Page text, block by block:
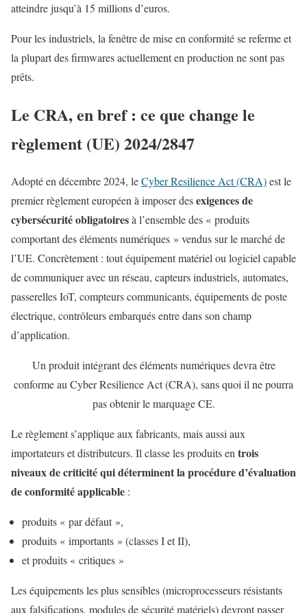
atteindre jusqu’à 15 millions d’euros.
Pour les industriels, la fenêtre de mise en conformité se referme et
la plupart des firmwares actuellement en production ne sont pas
prêts.
Le CRA, en bref : ce que change le
règlement (UE) 2024/2847
Adopté en décembre 2024, leCyber Resilience Act (CRA)est le
premier règlement européen à imposer desexigences de
cybersécurité obligatoiresà l’ensemble des « produits
comportant des éléments numériques » vendus sur le marché de
l’UE. Concrètement : tout équipement matériel ou logiciel capable
de communiquer avec un réseau, capteurs industriels, automates,
passerelles IoT, compteurs communicants, équipements de poste
électrique, contrôleurs embarqués entre dans son champ
d’application.
Un produit intégrant des éléments numériques devra être
conforme au Cyber Resilience Act (CRA), sans quoi il ne pourra
pas obtenir le marquage CE.
Le règlement s’applique aux fabricants, mais aussi aux
importateurs et distributeurs. Il classe les produits en trois
niveaux de criticité qui déterminent la procédure d’évaluation
de conformité applicable :
produits « par défaut »,
produits « importants » (classes I et II),
et produits « critiques »
Les équipements les plus sensibles (microprocesseurs résistants
aux falsifications, modules de sécurité matériels) devront passer